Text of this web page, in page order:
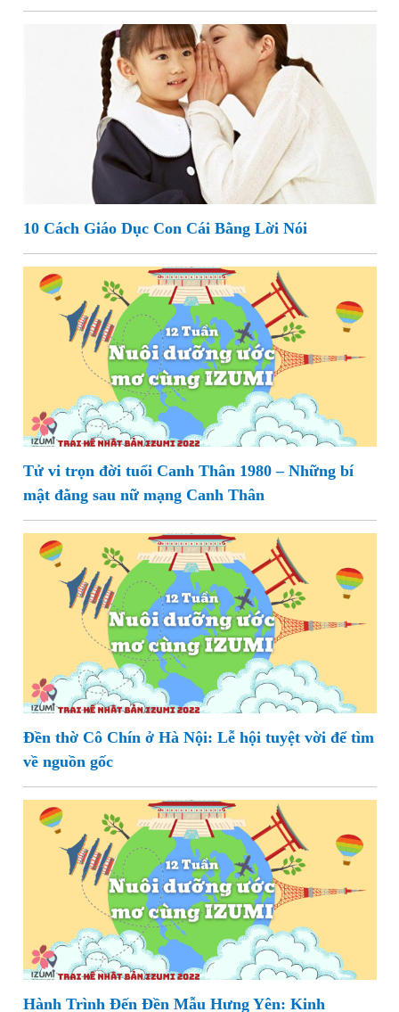
10 Cách Giáo Dục Con Cái Bằng Lời Nói
Tử vi trọn đời tuổi Canh Thân 1980 – Những bí
mật đằng sau nữ mạng Canh Thân
Đền thờ Cô Chín ở Hà Nội: Lễ hội tuyệt vời để tìm
về nguồn gốc
Hành Trình Đến Đền Mẫu Hưng Yên: Kinh